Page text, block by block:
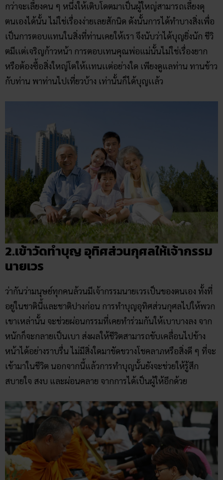
กว่าจะเลี้ยงคน ๆ หนึ่งให้เติบโดตมาเป็นผู้ใหญ่สามารถเลี้ยงดุ
ตนเองได้นั้น ไม่ใช่เรื่องง่ายเลยสักนิด ดังนั้นการได้ทำบางสิ่งเพื่อ
เป็นการตอบแทนในสิ่งที่ท่านเคยให้เรา จึงนับว่าได้บุญยิ่งนัก ชีวิ
ตมีเเต่เจริญก้าวหน้า การตอบเทนคุณพ่อแม่นั้นไม่ใช่เรื่องยาก
หรือต้องซื้อสิ่งใหญ่โตให้เเทนเเต่อย่างใด เพียงดูแลท่าน ทานข้าว
กับท่าน พาท่านไปเที่ยวบ้าง เท่านั้นก็ได้บุญเเล้ว
2.เข้าวัดทำบุญ อุทิศส่วนกุศลให้เจ้ากรรม
นายเวร
ว่ากันว่ามนุษย์ทุกคนล้วนมีเจ้ากรรมนายเวรเป็นของตนเอง ทั้งที่
อยู่ในชาตินี้และชาติปางก่อน การทำบุญอุทิศส่วนกุศลไปให้พวก
เขาเหล่านั้น จะช่วยผ่อนกรรมที่เคยทำร่วมกันให้เบาบางลง จาก
หนักก็จะกลายเป็นเบา ส่งผลให้ชีวิตสามารถขับเคลื่อนไปข้าง
หน้าได้อย่างราบรื่น ไม่มีสิ่งใดมาขัดขวางโชคลาภหรือสิ่งดี ๆ ที่จะ
เข้ามาในชีวิต นอกจากนี้แล้วการทำบุญนั้นยังจะช่วยให้รู้สึก
สบายใจ สงบ และผ่อนคลาย จากการได้เป็นผู้ให้อีกด้วย